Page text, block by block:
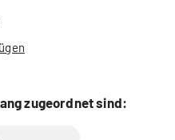
zugeordnet sind: